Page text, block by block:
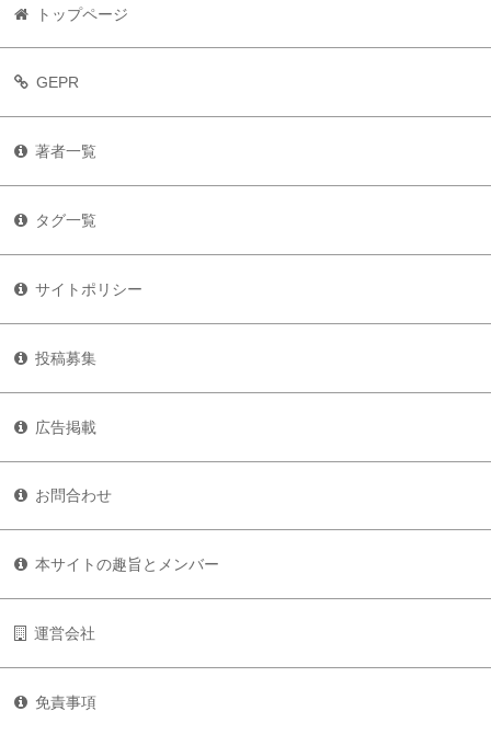
トップページ
GEPR
著者一覧
タグ一覧
サイトポリシー
投稿募集
広告掲載
お問合わせ
本サイトの趣旨とメンバー
運営会社
免責事項